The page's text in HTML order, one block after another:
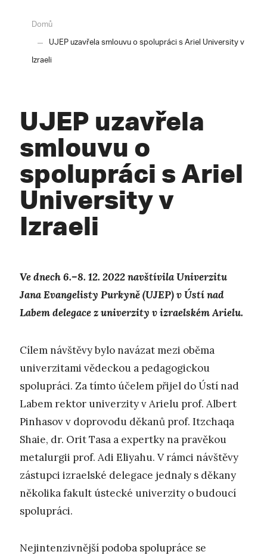
Domů
UJEP uzavřela smlouvu o spolupráci s Ariel University v
Izraeli
UJEP uzavřela
smlouvu o
spolupráci s Ariel
University v
Izraeli
Ve dnech 6.–8. 12. 2022 navštívila Univerzitu
Jana Evangelisty Purkyně (UJEP) v Ústí nad
Labem delegace z univerzity v izraelském Arielu.
Cílem návštěvy bylo navázat mezi oběma
univerzitami vědeckou a pedagogickou
spolupráci. Za tímto účelem přijel do Ústí nad
Labem rektor univerzity v Arielu prof. Albert
Pinhasov v doprovodu děkanů prof. Itzchaqa
Shaie, dr. Orit Tasa a expertky na pravěkou
metalurgii prof. Adi Eliyahu. V rámci návštěvy
zástupci izraelské delegace jednaly s děkany
několika fakult ústecké univerzity o budoucí
spolupráci.
Nejintenzivnější podoba spolupráce se